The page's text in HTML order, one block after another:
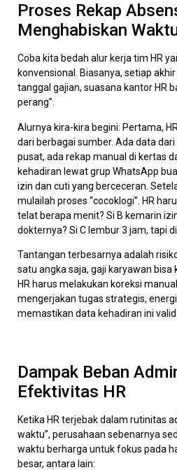
Proses Rekap
Menghabiskan
Coba kita bedah alur kerja tim HR
konvensional. Biasanya, setiap
tanggal gajian, suasana kantor HR
perang”.
Alurnya kira-kira begini: Pertama,
dari berbagai sumber. Ada data
pusat, ada rekap manual di kertas
kehadiran lewat grup WhatsApp
izin dan cuti yang berceceran.
mulailah proses “cocoklogi”. HR
telat berapa menit? Si B kemarin
dokternya? Si C lembur 3 jam, tapi
Tantangan terbesarnya adalah
satu angka saja, gaji karyawan bisa
HR harus melakukan koreksi
mengerjakan tugas strategis,
memastikan data kehadiran ini valid.
Dampak Beban
Efektivitas HR
Ketika HR terjebak dalam rutinitas
waktu”, perusahaan sebenarnya
waktu berharga untuk fokus pada
besar, antara lain: